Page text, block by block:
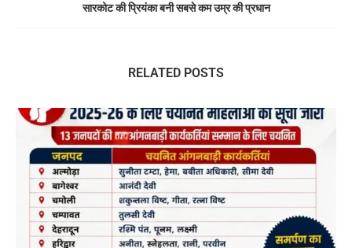
सारकोट की प्रियंका बनी सबसे कम उम्र की प्रधान
RELATED POSTS